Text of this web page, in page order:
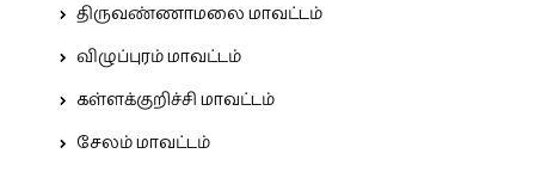
திருவண்ணாமலை மாவட்டம்
விழுப்புரம் மாவட்டம்
கள்ளக்குறிச்சி மாவட்டம்
சேலம் மாவட்டம்